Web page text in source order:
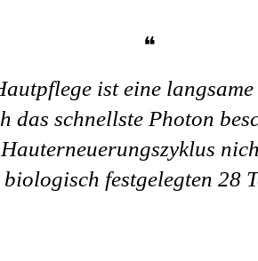
ist eine
das schnellste Photon
biologisch festgelegten 28